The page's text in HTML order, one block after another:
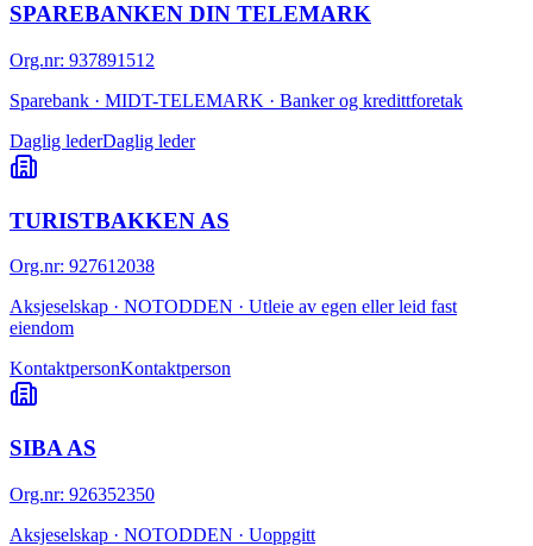
SPAREBANKEN DIN TELEMARK
Org.nr: 937891512
Sparebank · MIDT-TELEMARK · Banker og kredittforetak
Daglig lederDaglig leder
TURISTBAKKEN AS
Org.nr: 927612038
Aksjeselskap · NOTODDEN · Utleie av egen eller leid fast
eiendom
KontaktpersonKontaktperson
SIBA AS
Org.nr: 926352350
Aksjeselskap · NOTODDEN · Uoppgitt